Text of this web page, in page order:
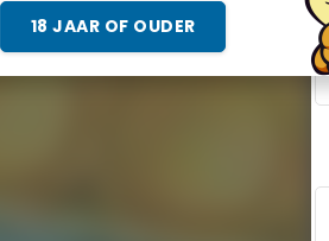
18 JAAR OF OUDER